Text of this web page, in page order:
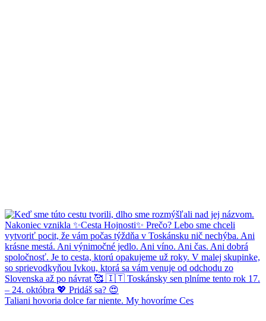
Taliani hovoria dolce far niente. My hovoríme Ces